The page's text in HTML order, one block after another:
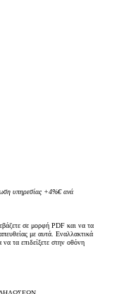
υπηρεσίας +4%€ ανά
σε μορφή PDF και να τα
με αυτά. Εναλλακτικά
τα επιδείξετε στην οθόνη